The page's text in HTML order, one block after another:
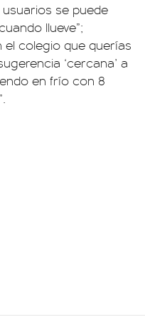
se puede
llueve”;
el colegio que querías
‘cercana’ a
en frío con 8